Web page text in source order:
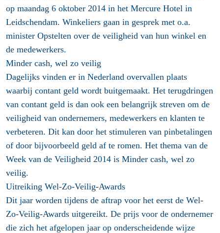
op maandag 6 oktober 2014 in het Mercure Hotel in
Leidschendam. Winkeliers gaan in gesprek met o.a.
minister Opstelten over de veiligheid van hun winkel en
de medewerkers.
Minder cash, wel zo veilig
Dagelijks vinden er in Nederland overvallen plaats
waarbij contant geld wordt buitgemaakt. Het terugdringen
van contant geld is dan ook een belangrijk streven om de
veiligheid van ondernemers, medewerkers en klanten te
verbeteren. Dit kan door het stimuleren van pinbetalingen
of door bijvoorbeeld geld af te romen. Het thema van de
Week van de Veiligheid 2014 is Minder cash, wel zo
veilig.
Uitreiking Wel-Zo-Veilig-Awards
Dit jaar worden tijdens de aftrap voor het eerst de Wel-
Zo-Veilig-Awards uitgereikt. De prijs voor de ondernemer
die zich het afgelopen jaar op onderscheidende wijze